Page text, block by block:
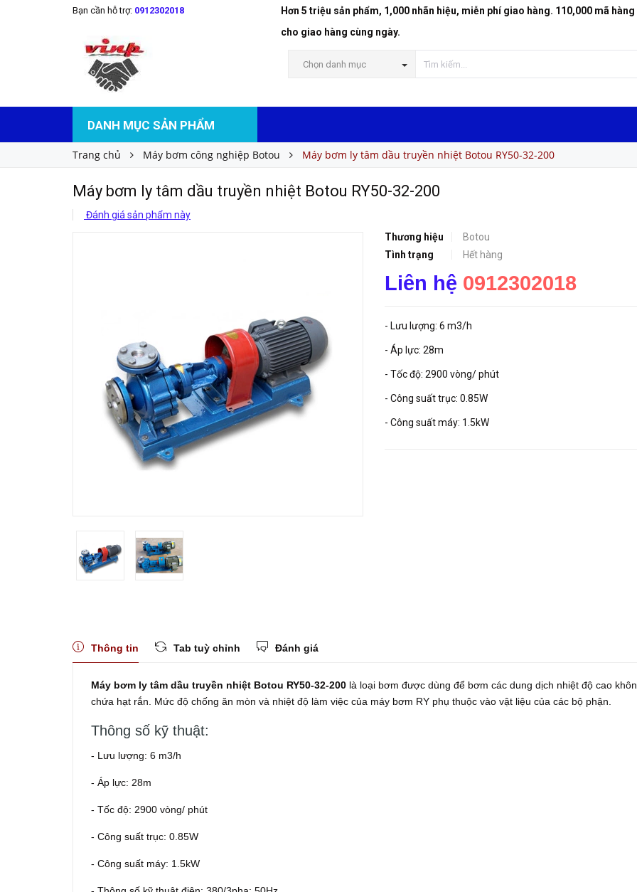
Bạn cần hỗ trợ: 0912302018
Hơn 5 triệu sản phẩm, 1,000 nhãn hiệu, miễn phí giao hàng. 110,000 mã
cho giao hàng cùng ngày.
Chọn danh mục
DANH MỤC SẢN PHẨM
Trang chủ Máy bơm công nghiệp Botou Máy bơm ly tâm dầu truyền nhiệt Botou RY50-32-200
Máy bơm ly tâm dầu truyền nhiệt Botou RY50-32-200
Đánh giá sản phẩm này
Thương hiệu
Botou
Tình trạng
Hết hàng
Liên hệ 0912302018
- Lưu lượng: 6 m3/h
- Áp lực: 28m
- Tốc độ: 2900 vòng/ phút
- Công suất trục: 0.85W
- Công suất máy: 1.5kW
Máy bơm ly tâm dầu truyền nhiệt Botou RY50-32-200
Thông tin Tab tuỳ chỉnh Đánh giá
Máy bơm ly tâm dầu truyền nhiệt Botou RY50-32-200 là loại bơm được dùng để bơm các dung dịch nhiệt độ cao
chứa hạt rắn. Mức độ chống ăn mòn và nhiệt độ làm việc của máy bơm RY phụ thuộc vào vật liệu của các bộ phận.
Thông số kỹ thuật:
- Lưu lượng: 6 m3/h
- Áp lực: 28m
- Tốc độ: 2900 vòng/ phút
- Công suất trục: 0.85W
- Công suất máy: 1.5kW